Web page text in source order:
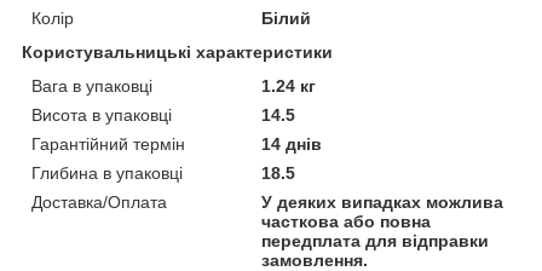
Колір
Білий
Користувальницькі характеристики
Вага в упаковці
1.24 кг
Висота в упаковці
14.5
Гарантійний термін
14 днів
Глибина в упаковці
18.5
Доставка/Оплата
У деяких випадках можлива
часткова або повна
передплата для відправки
замовлення.